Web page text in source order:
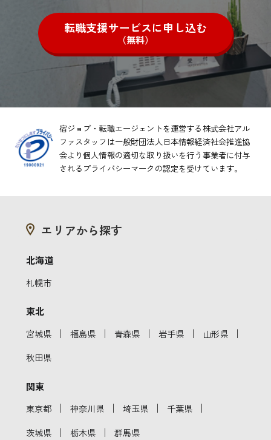
転職支援サービスに申し込む
（無料）
宿ジョブ・転職エージェントを運営する株式会社アル
ファスタッフは一般財団法人日本情報経済社会推進協
会より個人情報の適切な取り扱いを行う事業者に付与
されるプライバシーマークの認定を受けています。
エリアから探す
北海道
札幌市
東北
宮城県 ｜ 福島県 ｜ 青森県 ｜ 岩手県 ｜ 山形県 ｜
秋田県
関東
東京都 ｜ 神奈川県 ｜ 埼玉県 ｜ 千葉県 ｜
茨城県 ｜ 栃木県 ｜ 群馬県